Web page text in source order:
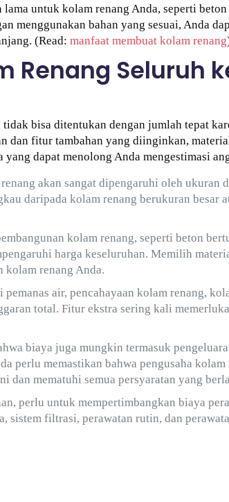
untuk kolam renang Anda, seperti
menggunakan bahan yang sesuai, Anda
(Read:manfaat membuat kolam renang
Renang Seluruh
bisa ditentukan dengan jumlah tepat
dan fitur tambahan yang diinginkan,
dapat menolong Anda mengestimasi
akan sangat dipengaruhi oleh ukuran
daripada kolam renang berukuran besar
kolam renang, seperti beton
harga keseluruhan. Memilih
kolam renang Anda.
air, pencahayaan kolam renang,
total. Fitur ekstra sering kali
biaya juga mungkin termasuk
perlu memastikan bahwa pengusaha
dan mematuhi semua persyaratan yang
perlu untuk mempertimbangkan biaya
sistem filtrasi, perawatan rutin, dan